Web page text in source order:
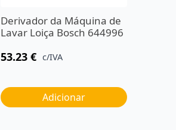
Derivador da Máquina de
Lavar Loiça Bosch 644996
53.23 € c/IVA
Adicionar